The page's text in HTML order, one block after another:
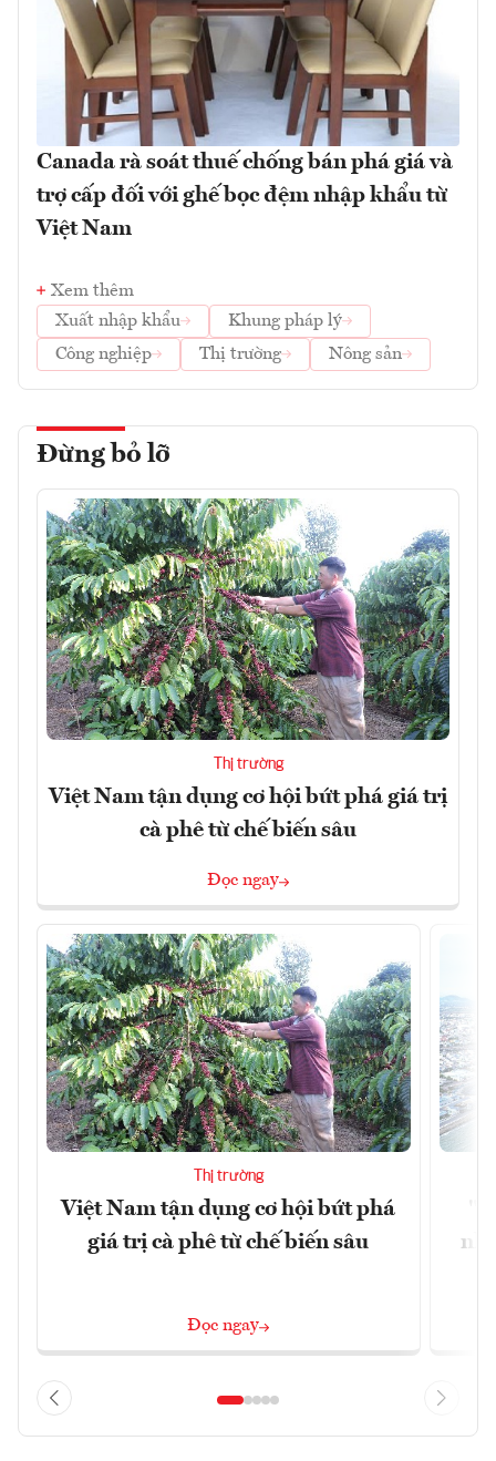
Canada rà soát thuế chống bán phá giá và
trợ cấp đối với ghế bọc đệm nhập khẩu từ
Việt Nam
Xem thêm
Xuất nhập khẩu
Khung pháp lý
Công nghiệp
Thị trường Nông sản
Đừng bỏ lỡ
Thị trường
Việt Nam tận dụng cơ hội bứt phá giá trị
cà phê từ chế biến sâu
Đọc ngay
Thị trường
Việt Nam tận dụng cơ hội bứt phá
giá trị cà phê từ chế biến sâu
Đọc ngay